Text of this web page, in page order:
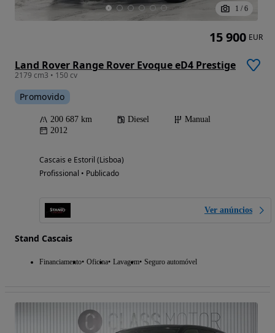
1 / 6
Land Rover Range Rover Evoque eD4 Prestige
2179 cm3 • 150 cv
Promovido
200 687 km Diesel
Manual
2012
Cascais e Estoril (Lisboa)
Profissional • Publicado
Ver anúncios
Stand Cascais
Financiamento Oficina Lavagem Seguro automóvel
15 900 EUR